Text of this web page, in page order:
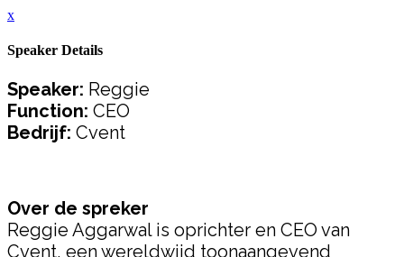
x
Speaker Details
Speaker: Reggie
Function: CEO
Bedrijf: Cvent
Over de spreker
Reggie Aggarwal is oprichter en CEO van
Cvent, een wereldwijd toonaangevend